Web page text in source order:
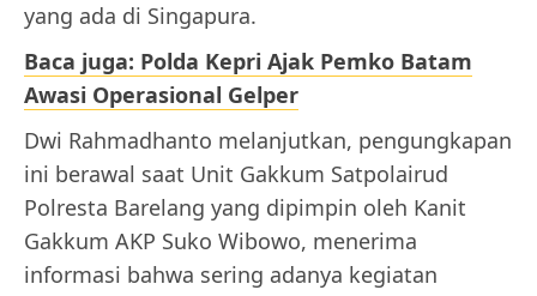
yang ada di Singapura.
Baca juga: Polda Kepri Ajak Pemko Batam
Awasi Operasional Gelper
Dwi Rahmadhanto melanjutkan, pengungkapan
ini berawal saat Unit Gakkum Satpolairud
Polresta Barelang yang dipimpin oleh Kanit
Gakkum AKP Suko Wibowo, menerima
informasi bahwa sering adanya kegiatan